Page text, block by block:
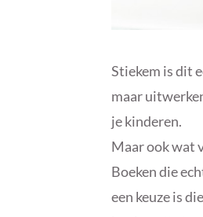
Stiekem is dit
maar
je kinderen.
Maar ook wat
Boeken die
een keuze is